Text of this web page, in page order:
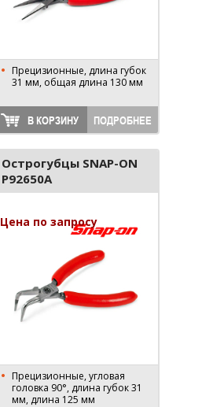
Прецизионные, длина губок
31 мм, общая длина 130 мм
В КОРЗИНУ ПОДРОБНЕЕ
Острогубцы SNAP-ON
P92650A
Цена по запросу
Прецизионные, угловая
головка 90°, длина губок 31
мм, длина 125 мм